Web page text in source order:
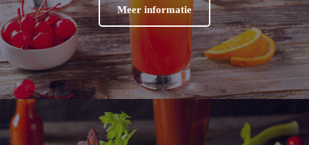
Meer informatie